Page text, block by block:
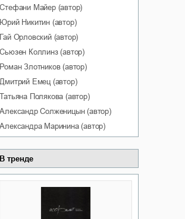
Стефани Майер(автор)
Юрий Никитин(автор)
Гай Орловский(автор)
Сьюзен Коллинз(автор)
Роман Злотников(автор)
Дмитрий Емец(автор)
Татьяна Полякова (автор)
Александр Солженицын(автор)
Александра Маринина(автор)
В тренде